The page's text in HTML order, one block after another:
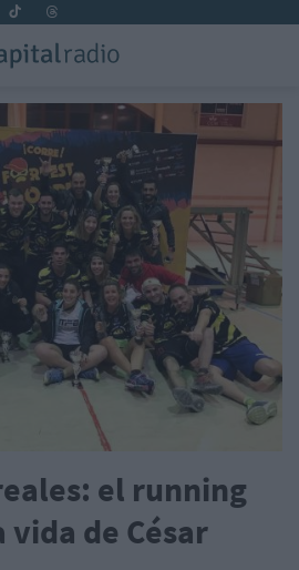
el running
vida de César